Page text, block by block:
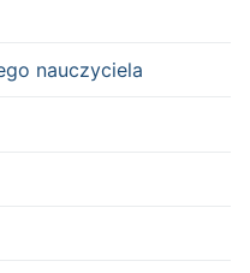
nauczyciela